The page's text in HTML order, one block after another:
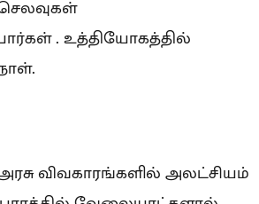
. உத்தியோகத்தில்
விவகாரங்களில் அலட்சியம்